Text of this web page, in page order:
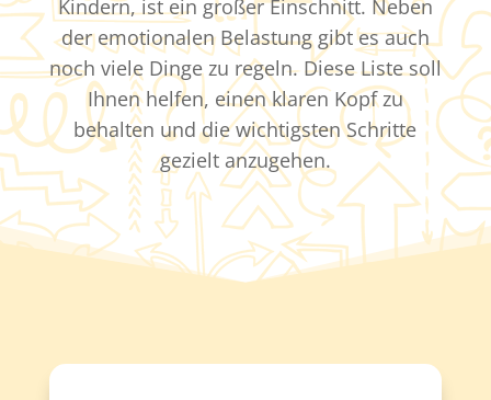
Kindern, ist ein großer Einschnitt. Neben
der emotionalen Belastung gibt es auch
noch viele Dinge zu regeln. Diese Liste soll
Ihnen helfen, einen klaren Kopf zu
behalten und die wichtigsten Schritte
gezielt anzugehen.